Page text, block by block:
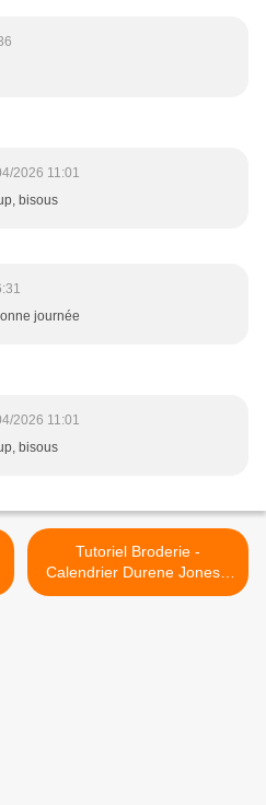
2026 11:01
bisous
journée
2026 11:01
bisous
Tutoriel Broderie -
Calendrier Durene Jones -
Avril 2026 >